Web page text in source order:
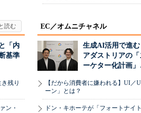
「内
基準
残り
ン・
EC／オムニチャネル
生成AI活用で進
アダストリアの
ーケター化計画」
【だから消費者に嫌われる】UI／
ーン」とは？
ドン・キホーテが「フォートナ